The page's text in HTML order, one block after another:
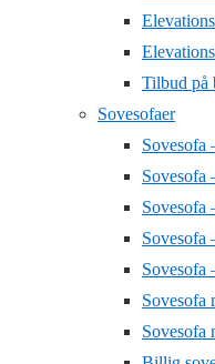
Tilbud på
Sovesofaer
Sovesofa
Sovesofa
Sovesofa
Sovesofa
Sovesofa
Sovesofa
Sovesofa